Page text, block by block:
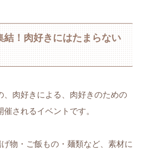
結！肉好きにはたまらない
、肉好きによる、肉好きのための
されるイベントです。
物・ご飯もの・麺類など、素材に